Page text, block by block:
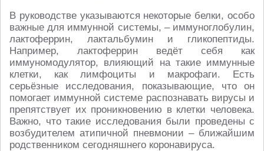
В руководстве указываются некоторые белки, особо
важные для иммунной системы, – иммуноглобулин,
лактоферрин, лактальбумин и гликопептиды.
Например, лактоферрин ведёт себя как
иммуномодулятор, влияющий на такие иммунные
клетки, как лимфоциты и макрофаги. Есть
серьёзные исследования, показывающие, что он
помогает иммунной системе распознавать вирусы и
препятствует их проникновению в клетки человека.
Важно, что такие исследования были проведены с
возбудителем атипичной пневмонии – ближайшим
родственником сегодняшнего коронавируса.